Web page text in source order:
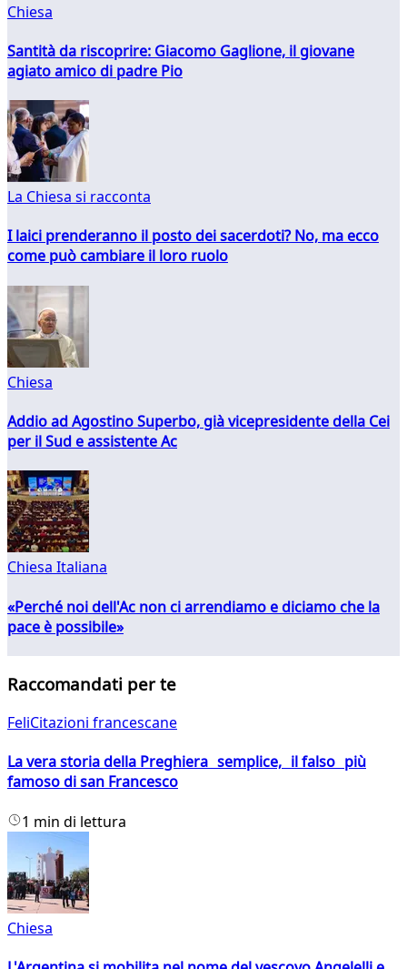
Chiesa
Santità da riscoprire: Giacomo Gaglione, il giovane
agiato amico di padre Pio
La Chiesa si racconta
I laici prenderanno il posto dei sacerdoti? No, ma ecco
come può cambiare il loro ruolo
Chiesa
Addio ad Agostino Superbo, già vicepresidente della Cei
per il Sud e assistente Ac
Chiesa Italiana
«Perché noi dell'Ac non ci arrendiamo e diciamo che la
pace è possibile»
Raccomandati per te
FeliCitazioni francescane
La vera storia della Preghiera semplice, il falso più
famoso di san Francesco
1 min di lettura
Chiesa